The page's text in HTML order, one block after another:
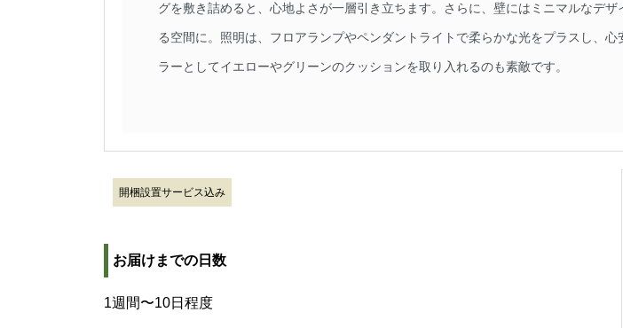
グを敷き詰めると、心地よさが一層引き立ちます。さらに、壁にはミニマルなデ
る空間に。照明は、フロアランプやペンダントライトで柔らかな光をプラスし、
ラーとしてイエローやグリーンのクッションを取り入れるのも素敵です。
開梱設置サービス込み
お届けまでの日数
1週間〜10日程度